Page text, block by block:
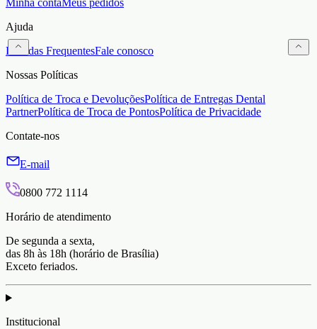
Minha contaMeus pedidos
Ajuda
Dúvidas FrequentesFale conosco
Nossas Políticas
Política de Troca e DevoluçõesPolítica de Entregas Dental
PartnerPolítica de Troca de PontosPolítica de Privacidade
Contate-nos
E-mail
0800 772 1114
Horário de atendimento
De segunda a sexta,
das 8h às 18h (horário de Brasília)
Exceto feriados.
Institucional